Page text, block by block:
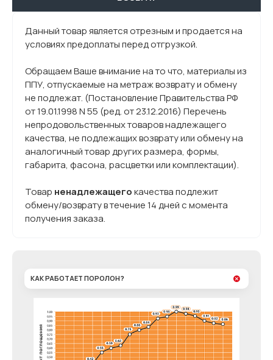
КАК РАБОТАЕТ ПОРОЛОН?
Данный товар является отрезным и продается на
условиях предоплаты перед отгрузкой.
Обращаем Ваше внимание на то что, материалы из
ППУ, отпускаемые на метраж возврату и обмену
не подлежат. (Постановление Правительства РФ
от 19.01.1998 N 55 (ред. от 23.12.2016) Перечень
непродовольственных товаров надлежащего
качества, не подлежащих возврату или обмену на
аналогичный товар других размера, формы,
габарита, фасона, расцветки или комплектации).
Товар ненадлежащегокачества подлежит
обмену/возврату в течение 14 дней с момента
получения заказа.